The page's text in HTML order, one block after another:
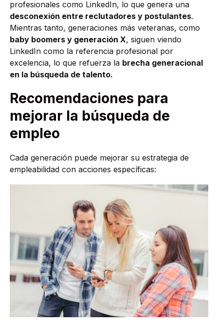
profesionales como LinkedIn, lo que genera una
desconexión entre reclutadores y postulantes.
Mientras tanto, generaciones más veteranas, como
baby boomers y generación X, siguen viendo
LinkedIn como la referencia profesional por
excelencia, lo que refuerza la brecha generacional
en la búsqueda de talento.
Recomendaciones para
mejorar la búsqueda de
empleo
Cada generación puede mejorar su estrategia de
empleabilidad con acciones específicas: